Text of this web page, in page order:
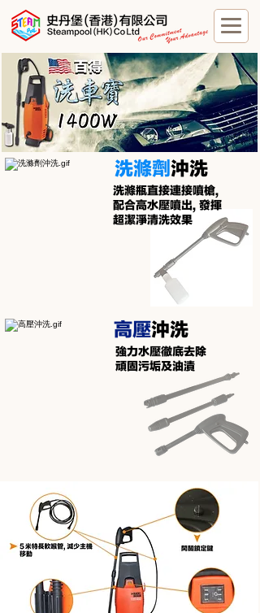
洗滌劑沖洗
洗滌瓶直接連接噴槍,
配合高水壓噴出, 發揮
​超潔淨清洗效果
​高壓沖洗
強力水壓徹底去除
頑固污垢及油漬